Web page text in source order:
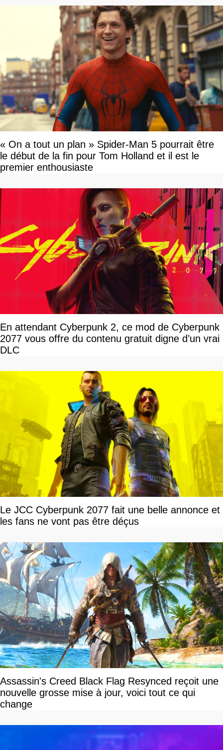
« On a tout un plan » Spider-Man 5 pourrait être
le début de la fin pour Tom Holland et il est le
premier enthousiaste
En attendant Cyberpunk 2, ce mod de Cyberpunk
2077 vous offre du contenu gratuit digne d’un vrai
DLC
Le JCC Cyberpunk 2077 fait une belle annonce et
les fans ne vont pas être déçus
Assassin's Creed Black Flag Resynced reçoit une
nouvelle grosse mise à jour, voici tout ce qui
change